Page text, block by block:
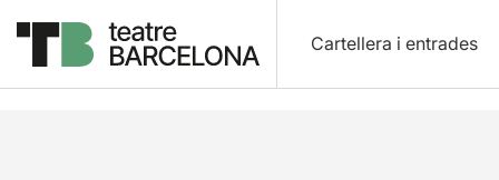
Cartellera i entrades